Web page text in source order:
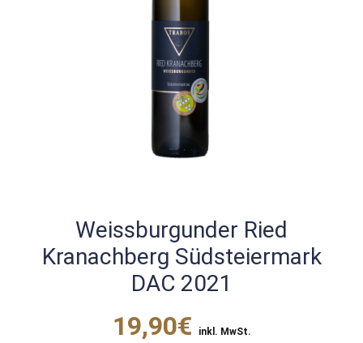
Weissburgunder Ried
Kranachberg Südsteiermark
DAC 2021
19,90€ inkl. MwSt.